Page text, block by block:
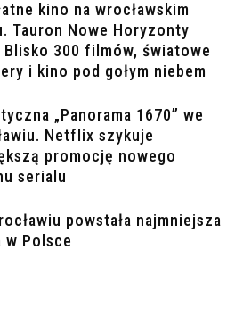
kino na wrocławskim
Tauron Nowe Horyzonty
Blisko 300 filmów, światowe
i kino pod gołym niebem
„Panorama 1670” we
Netflix szykuje
promocję nowego
serialu
powstała najmniejsza
w Polsce